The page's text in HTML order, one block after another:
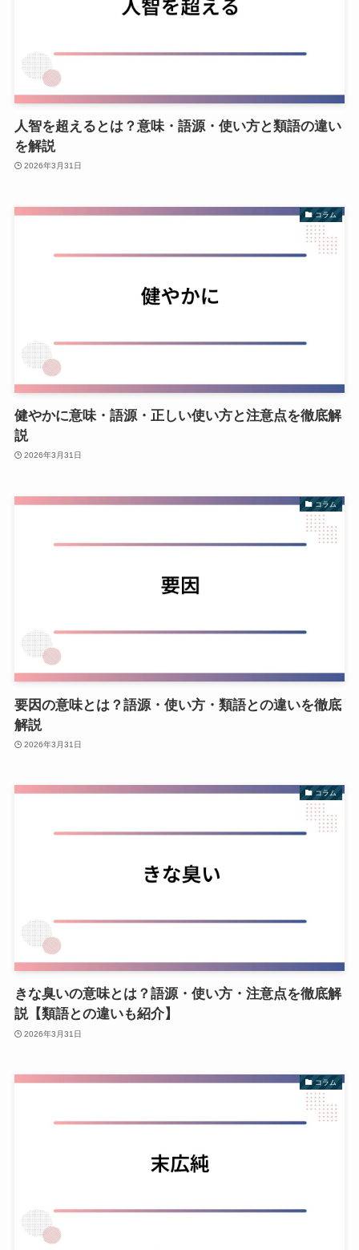
人智を超えるとは？意味・語源・使い方と類語の違い
を解説
2026年3月31日
コラム
健やかに意味・語源・正しい使い方と注意点を徹底解
説
2026年3月31日
コラム
要因の意味とは？語源・使い方・類語との違いを徹底
解説
2026年3月31日
コラム
きな臭いの意味とは？語源・使い方・注意点を徹底解
説【類語との違いも紹介】
2026年3月31日
コラム